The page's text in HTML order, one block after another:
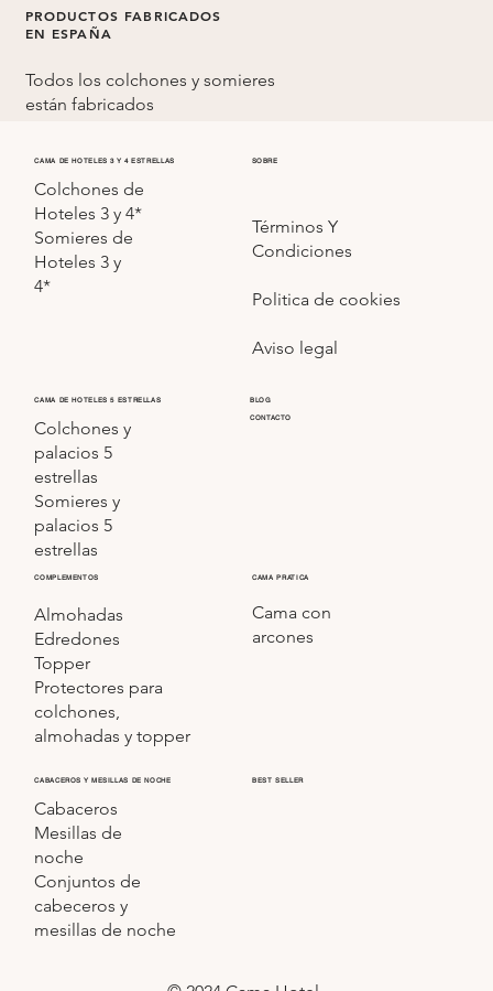
PRODUCTOS FABRICADOS
EN ESPAÑA
Todos los colchones y somieres
están fabricados
CAMA DE HOTELES 3 Y 4 ESTRELLAS
Colchones de
Hoteles 3 y 4*
Somieres de
Hoteles 3 y
4*
CAMA DE HOTELES 5 ESTRELLAS
Colchones y
palacios 5
estrellas
Somieres y
palacios 5
estrellas
COMPLEMENTOS
Almohadas
Edredones
Topper
Protectores para
colchones,
almohadas y topper
CABACEROS Y MESILLAS DE NOCHE
Cabaceros
Mesillas de
noche
Conjuntos de
cabeceros y
mesillas de noche
CAMA PRATICA
Cama con
arcones
BEST SELLER
BLOG
CONTACTO
SOBRE
Términos Y
Condiciones
Politica de cookies
Aviso legal